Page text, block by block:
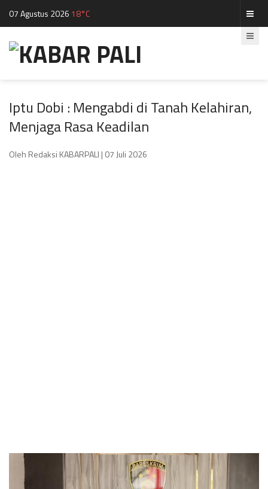
07 Agustus 2026 18°C
Iptu Dobi : Mengabdi di Tanah Kelahiran,
Menjaga Rasa Keadilan
Oleh Redaksi KABARPALI | 07 Juli 2026